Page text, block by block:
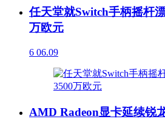
任天堂就Switch手柄摇杆
万欧元
6 06.09
AMD Radeon显卡延续锐